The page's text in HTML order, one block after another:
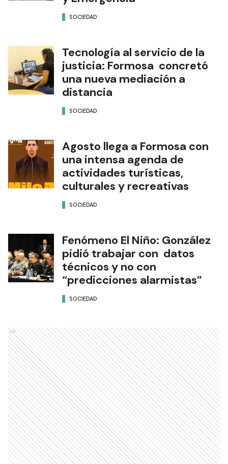
SOCIEDAD
Tecnología al servicio de la
justicia: Formosa concretó
una nueva mediación a
distancia
SOCIEDAD
Agosto llega a Formosa con
una intensa agenda de
actividades turísticas,
culturales y recreativas
SOCIEDAD
Fenómeno El Niño: González
pidió trabajar con datos
técnicos y no con
“predicciones alarmistas”
SOCIEDAD
Ads